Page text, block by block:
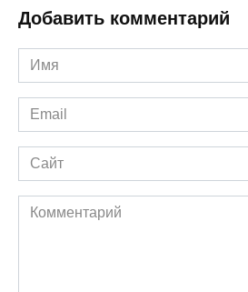
Добавить комментарий
Имя
*
Email
*
Сайт
Комментарий